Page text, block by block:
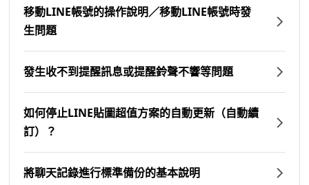
移動LINE帳號的操作說明／移動LINE帳號時發
生問題
發生收不到提醒訊息或提醒鈴聲不響等問題
如何停止LINE貼圖超值方案的自動更新（自動續
訂）？
將聊天記錄進行標準備份的基本說明